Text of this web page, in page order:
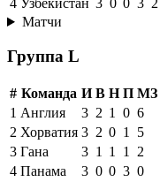
4 Узбекистан 3 0 0 3 2
Матчи
Группа L
# Команда И В Н П МЗ
1 Англия 3 2 1 0 6
2 Хорватия 3 2 0 1 5
3 Гана 3 1 1 1 2
4 Панама 3 0 0 3 0